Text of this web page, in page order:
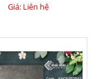
Giá: Liên hệ